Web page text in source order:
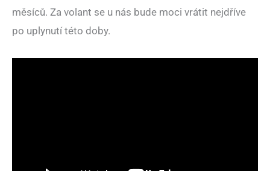
měsíců. Za volant se u nás bude moci vrátit nejdříve
po uplynutí této doby.